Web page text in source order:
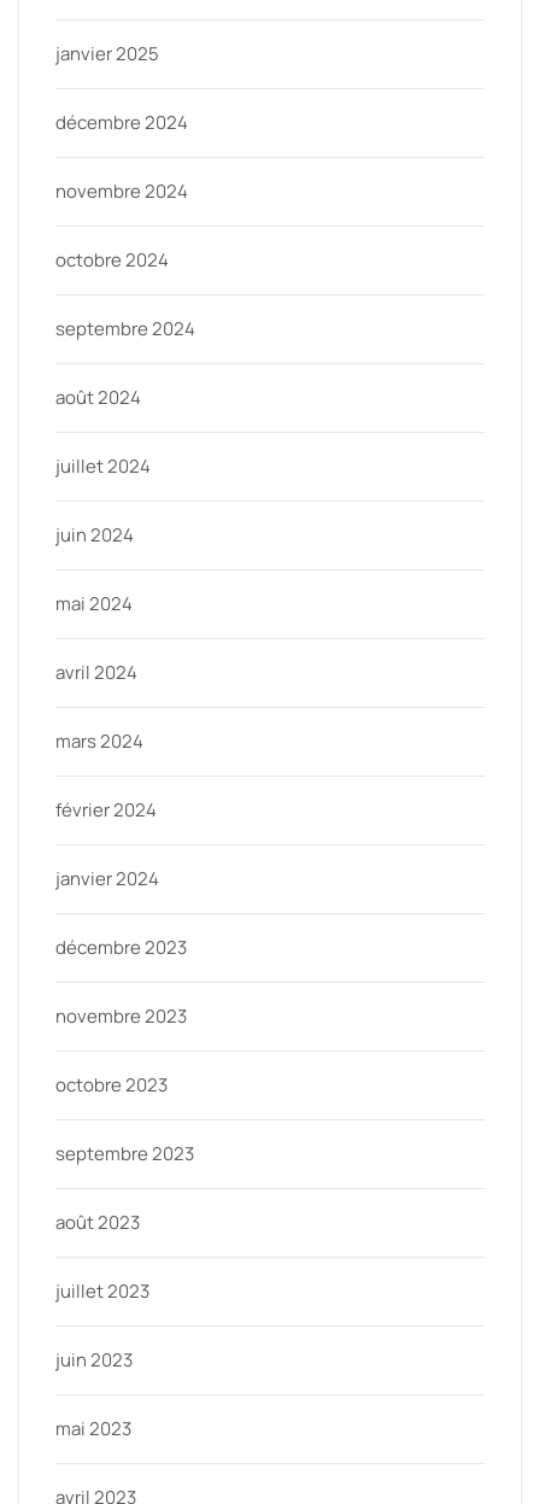
janvier 2025
décembre 2024
novembre 2024
octobre 2024
septembre 2024
août 2024
juillet 2024
juin 2024
mai 2024
avril 2024
mars 2024
février 2024
janvier 2024
décembre 2023
novembre 2023
octobre 2023
septembre 2023
août 2023
juillet 2023
juin 2023
mai 2023
avril 2023